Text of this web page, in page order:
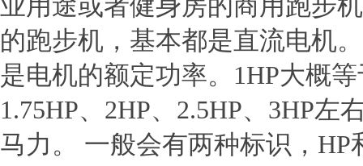
业用途或者健身房的商用跑步
的跑步机，基本都是直流电机。
是电机的额定功率。 1HP大概
1.75HP、 2HP、 2.5HP、 3HP左
马力。 一般会有两种标识， HP